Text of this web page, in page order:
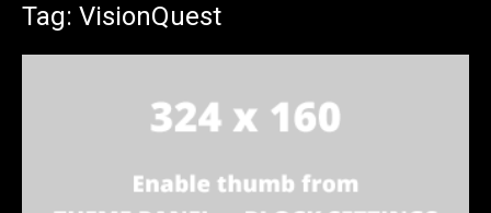
Tag: VisionQuest